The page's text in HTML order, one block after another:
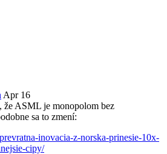
Apr 16
že ASML je monopolom bez
sa to zmení:
inovacia-z-norska-prinesie-10x-
cipy/